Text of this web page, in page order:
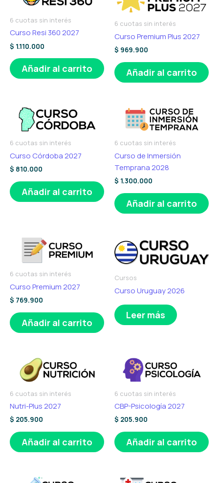
6 cuotas sin interés
Curso Resi 360 2027
$ 1.110.000
Añadir al carrito
6 cuotas sin interés
Curso Premium Plus 2027
$ 969.900
Añadir al carrito
6 cuotas sin interés
Curso Córdoba 2027
$ 810.000
Añadir al carrito
6 cuotas sin interés
Curso de Inmersión
Temprana 2028
$ 1.300.000
Añadir al carrito
6 cuotas sin interés
Curso Premium 2027
$ 769.900
Añadir al carrito
Cursos
Curso Uruguay 2026
Leer más
6 cuotas sin interés
Nutri-Plus 2027
$ 205.900
Añadir al carrito
6 cuotas sin interés
CBP-Psicología 2027
$ 205.900
Añadir al carrito